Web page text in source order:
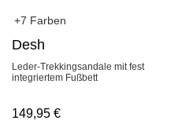
+7 Farben
Desh
Leder-Trekkingsandale mit fest
integriertem Fußbett
149,95 €